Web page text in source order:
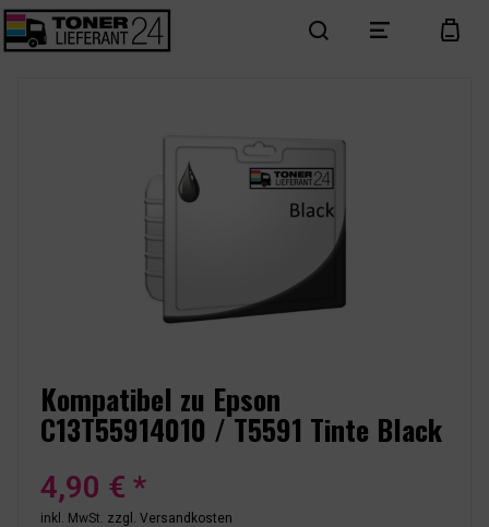
search menu cart
Kompatibel zu Epson
C13T55914010 / T5591 Tinte Black
4,90 € *
inkl. MwSt. zzgl. Versandkosten